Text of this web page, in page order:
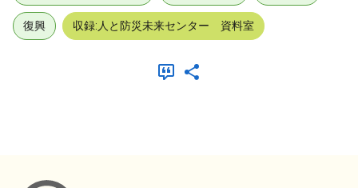
復興 収録:人と防災未来センター 資料室